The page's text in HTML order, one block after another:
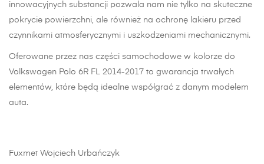
innowacyjnych substancji pozwala nam nie tylko na skuteczne
pokrycie powierzchni, ale również na ochronę lakieru przed
czynnikami atmosferycznymi i uszkodzeniami mechanicznymi.
Oferowane przez nas części samochodowe w kolorze do
Volkswagen Polo 6R FL 2014-2017 to gwarancja trwałych
elementów, które będą idealne współgrać z danym modelem
auta.
Fuxmet Wojciech Urbańczyk